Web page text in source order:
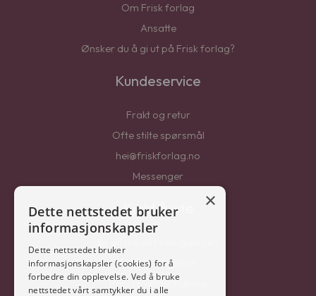
Om Frisk forlag
Ansatte
Ønsker du å gi ut på Frisk forlag?
Kundeservice
Frakt og retur
Ofte stilte spørsmål
hei@friskforlag.no
Messenger
Kjekt å vite
Salgsbetingelser
Personvernerklæring
×
Dette nettstedet bruker
informasjonskapsler
Dette nettstedet bruker
informasjonskapsler (cookies) for å
forbedre din opplevelse. Ved å bruke
nettstedet vårt samtykker du i alle